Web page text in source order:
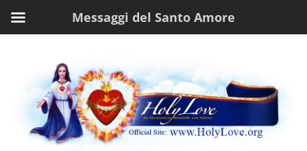
Messaggi del Santo Amore